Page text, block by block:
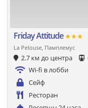
Friday Attitude★★★
La Pelouse, Памплемус
2.7 км до центра
Wi-fi в лобби
Сейф
Ресторан